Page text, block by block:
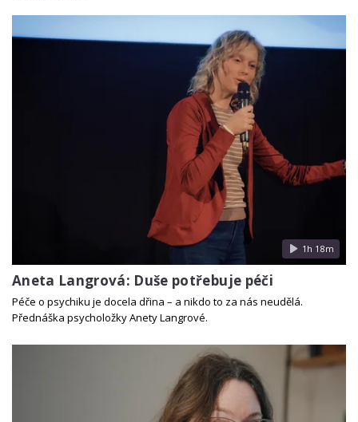
1h 18m
Aneta Langrová: Duše potřebuje péči
Péče o psychiku je docela dřina – a nikdo to za nás neudělá.
Přednáška psycholožky Anety Langrové.